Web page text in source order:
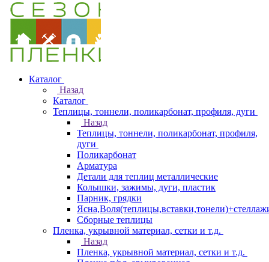
Каталог
Назад
Каталог
Теплицы, тоннели, поликарбонат, профиля, дуги
Назад
Теплицы, тоннели, поликарбонат, профиля,
дуги
Поликарбонат
Арматура
Детали для теплиц металлические
Колышки, зажимы, дуги, пластик
Парник, грядки
Сборные теплицы
Пленка, укрывной материал, сетки и т.д.
Назад
Пленка, укрывной материал, сетки и т.д.